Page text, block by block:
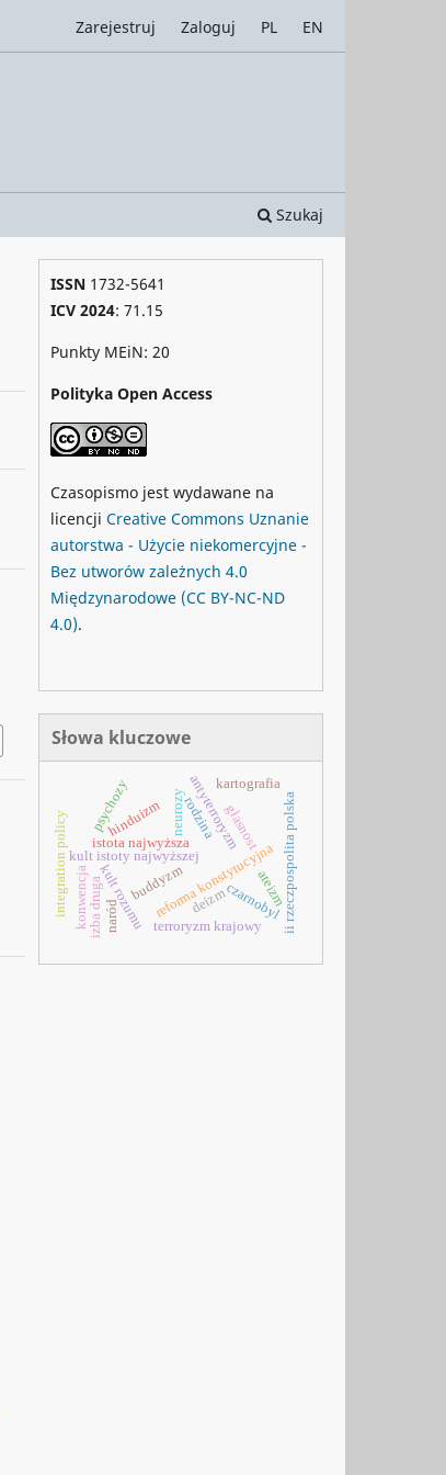
Szukaj
Zarejestruj Zaloguj PL EN
ISSN 1732-5641
ICV 2024: 71.15
Punkty MEiN: 20
Polityka Open Access
Czasopismo jest wydawane na
licencji Creative Commons Uznanie
autorstwa - Użycie niekomercyjne -
Bez utworów zależnych 4.0
Międzynarodowe (CC BY-NC-ND
4.0).
Słowa kluczowe
rodzina
reforma konstytucyjna
istota najwyższa
kult istoty najwyższej
kult rozumu ii rzeczpospolita polska
izba druga
hinduizm
buddyzm
terroryzm krajowy
antyterroryzm
czarnobyl
konwencja deizm
głasnost
integration policy neurozy
psychozy
ateizm
naród
kartografia